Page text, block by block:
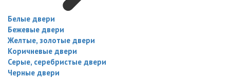
Белые двери
Бежевые двери
Желтые, золотые двери
Коричневые двери
Серые, серебристые двери
Черные двери